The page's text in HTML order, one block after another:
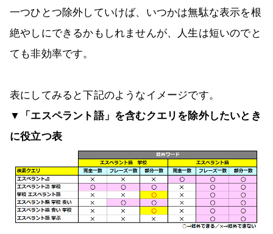
一つひとつ除外していけば、いつかは無駄な表示を根
絶やしにできるかもしれませんが、人生は短いのでと
ても非効率です。
表にしてみると下記のようなイメージです。
▼「エスペラント語」を含むクエリを除外したいとき
に役立つ表